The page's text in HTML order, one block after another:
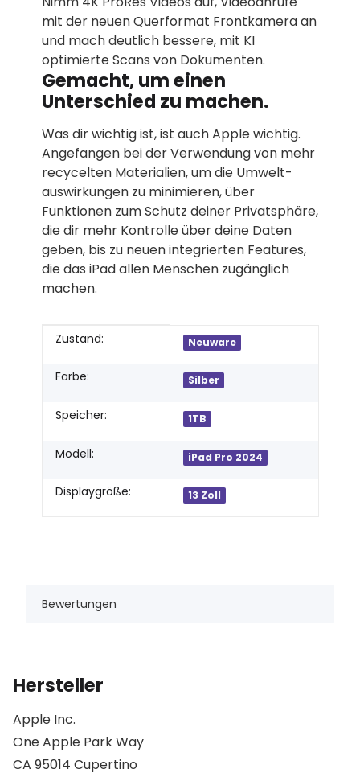
mit der neuen Querformat Front­kamera an
und mach deutlich bessere, mit KI
optimierte Scans von Dokumenten.
Gemacht, um einen
Unterschied zu machen.
Was dir wichtig ist, ist auch Apple wichtig.
Angefangen bei der Verwen­dung von mehr
recycelten Materialien, um die Umwelt­­
auswirkungen zu minimieren, über
Funktionen zum Schutz deiner Privat­sphäre,
die dir mehr Kontrolle über deine Daten
geben, bis zu neuen integrierten Features,
die das iPad allen Menschen zugänglich
machen.
Produkteigenschaft
Wert
Zustand: Neuware
Farbe: Silber
Speicher: 1TB
Modell: iPad Pro 2024
Displaygröße: 13 Zoll
Bewertungen
Hersteller
Apple Inc.
One Apple Park Way
CA 95014 Cupertino